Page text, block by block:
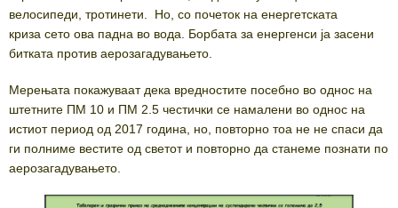
велосипеди, тротинети. Но, со почеток на енергетската
криза сето ова падна во вода. Борбата за енергенси ја засени
битката против аерозагадувањето.
Мерењата покажуваат дека вредностите посебно во однос на
штетните ПМ 10 и ПМ 2.5 честички се намалени во однос на
истиот период од 2017 година, но, повторно тоа не не спаси да
ги полниме вестите од светот и повторно да станеме познати по
аерозагадувањето.